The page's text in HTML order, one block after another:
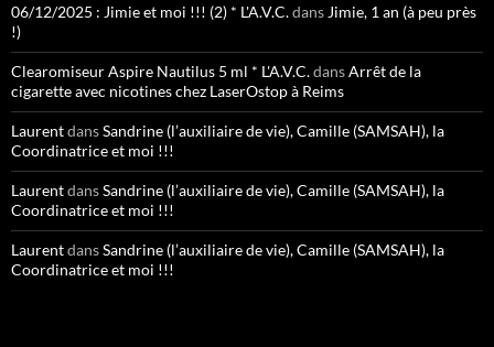
06/12/2025 : Jimie et moi !!! (2) * L'A.V.C.dans Jimie, 1 an (à peu près
!)
Clearomiseur Aspire Nautilus 5 ml * L'A.V.C.dansArrêt de la
cigarette avec nicotines chez LaserOstop à Reims
LaurentdansSandrine (l’auxiliaire de vie), Camille (SAMSAH), la
Coordinatrice et moi !!!
LaurentdansSandrine (l’auxiliaire de vie), Camille (SAMSAH), la
Coordinatrice et moi !!!
LaurentdansSandrine (l’auxiliaire de vie), Camille (SAMSAH), la
Coordinatrice et moi !!!